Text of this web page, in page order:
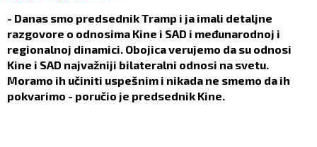
- Danas smo predsednik Tramp i ja imali detaljne
razgovore o odnosima Kine i SAD i međunarodnoj i
regionalnoj dinamici. Obojica verujemo da su odnosi
Kine i SAD najvažniji bilateralni odnosi na svetu.
Moramo ih učiniti uspešnim i nikada ne smemo da ih
pokvarimo - poručio je predsednik Kine.